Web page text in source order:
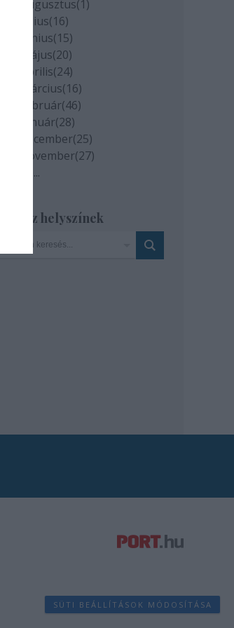
2020 augusztus(1)
2020 július(16)
2020 június(15)
2020 május(20)
2020 április(24)
2020 március(16)
2020 február(46)
2020 január(28)
2019 december(25)
2019 november(27)
...
Szinház helyszínek
SÜTI BEÁLLÍTÁSOK MÓDOSÍTÁSA